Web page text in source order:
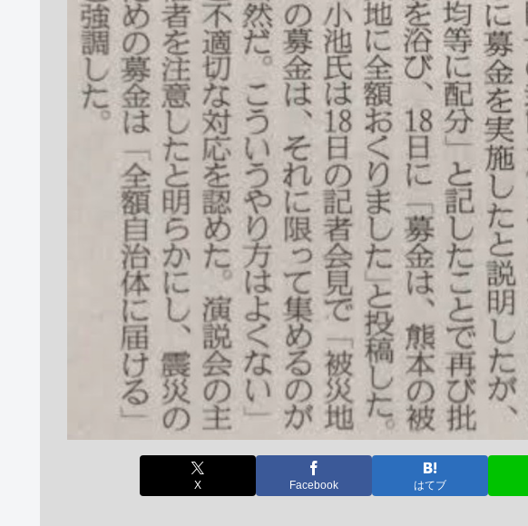
X Facebook はてブ